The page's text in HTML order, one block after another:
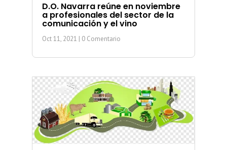
D.O. Navarra reúne en noviembre
a profesionales del sector de la
comunicación y el vino
Oct 11, 2021 | 0 Comentario